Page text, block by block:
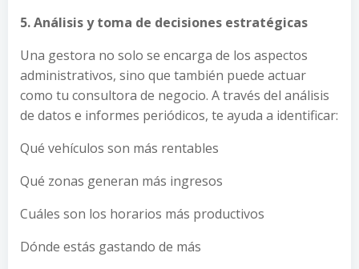
5. Análisis y toma de decisiones estratégicas
Una gestora no solo se encarga de los aspectos
administrativos, sino que también puede actuar
como tu consultora de negocio. A través del análisis
de datos e informes periódicos, te ayuda a identificar:
Qué vehículos son más rentables
Qué zonas generan más ingresos
Cuáles son los horarios más productivos
Dónde estás gastando de más